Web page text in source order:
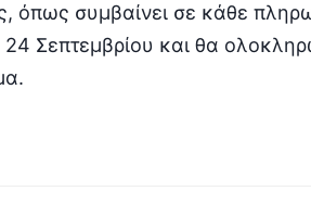
όπως συμβαίνει σε κάθε
24 Σεπτεμβρίου και θα